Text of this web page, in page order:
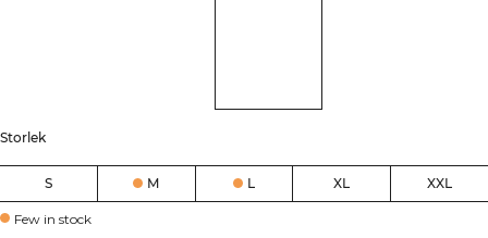
Storlek
S M L XL XXL
Few in stock